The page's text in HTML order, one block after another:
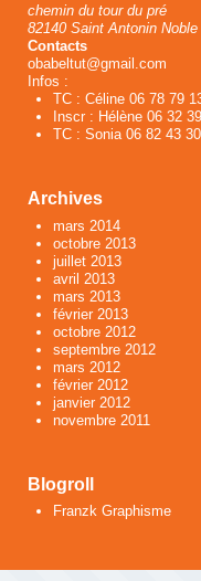
chemin du tour du pré
82140 Saint Antonin
Contacts
obabeltut@gmail.com
Infos :
TC : Céline 06 78 79
Inscr : Hélène 06 32
TC : Sonia 06 82 43
Archives
mars 2014
octobre 2013
juillet 2013
avril 2013
mars 2013
février 2013
octobre 2012
septembre 2012
mars 2012
février 2012
janvier 2012
novembre 2011
Blogroll
Franzk Graphisme